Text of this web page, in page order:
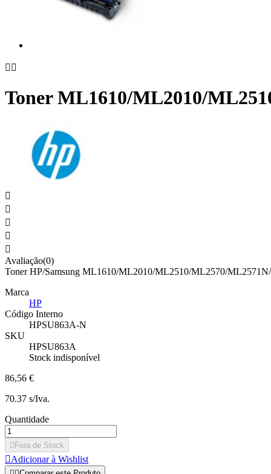
 
Toner ML1610/ML2010/





Avaliação(0)
Toner HP/Samsung ML1610/ML2010/ML2510/ML2570/
Marca
HP
Código Interno
HPSU863A-N
SKU
HPSU863A
Stock indisponível
86,56 €
70.37 s/Iva.
Quantidade
 Fora de Stock
Adicionar à Wishlist